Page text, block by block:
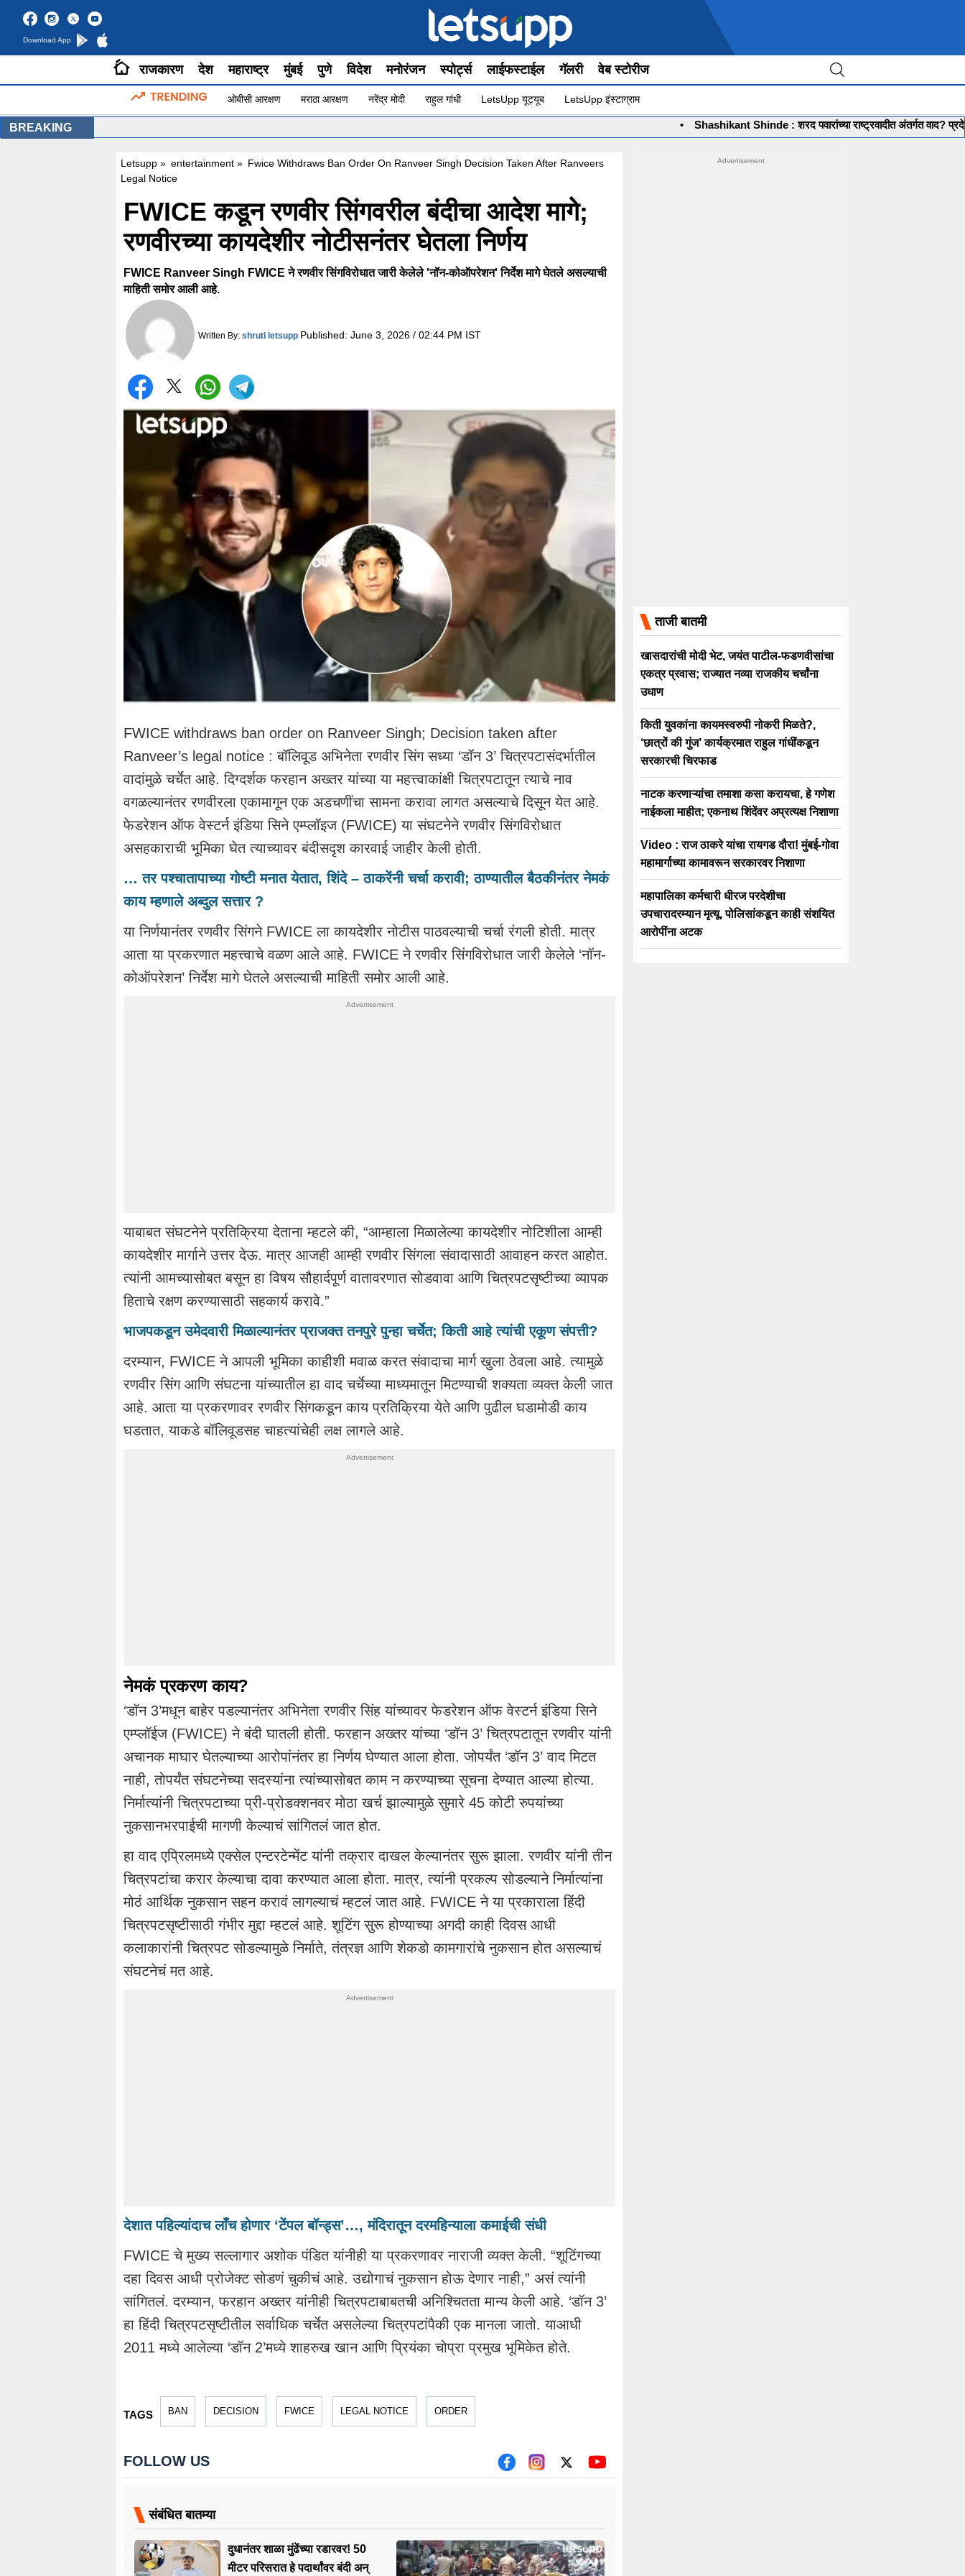
Download App
राजकारण देश महाराष्ट्र मुंबई पुणे विदेश मनोरंजन स्पोर्ट्स लाईफस्टाईल गॅलरी वेब स्टोरीज
ओबीसी आरक्षण मराठा आरक्षण नरेंद्र मोदी राहुल गांधी LetsUpp यूट्यूब LetsUpp इंस्टाग्राम
BREAKING Shashikant Shinde : शरद पवारांच्या राष्ट्रवादीत अंतर्गत वाद? प्रदेशाध्यक्ष
Letsupp » entertainment » Fwice Withdraws Ban Order On Ranveer Singh Decision Taken After Ranveers
Legal Notice
FWICE कडून रणवीर सिंगवरील बंदीचा आदेश मागे;
रणवीरच्या कायदेशीर नोटीसनंतर घेतला निर्णय
FWICE Ranveer Singh FWICE ने रणवीर सिंगविरोधात जारी केलेले 'नॉन-कोऑपरेशन' निर्देश मागे घेतले असल्याची
माहिती समोर आली आहे.
Written By: shruti letsupp Published: June 3, 2026 / 02:44 PM IST
FWICE withdraws ban order on Ranveer Singh; Decision taken after
Ranveer’s legal notice : बॉलिवूड अभिनेता रणवीर सिंग सध्या ‘डॉन 3’ चित्रपटासंदर्भातील
वादांमुळे चर्चेत आहे. दिग्दर्शक फरहान अख्तर यांच्या या महत्त्वाकांक्षी चित्रपटातून त्याचे नाव
वगळल्यानंतर रणवीरला एकामागून एक अडचणींचा सामना करावा लागत असल्याचे दिसून येत आहे.
फेडरेशन ऑफ वेस्टर्न इंडिया सिने एम्प्लॉइज (FWICE) या संघटनेने रणवीर सिंगविरोधात
असहकाराची भूमिका घेत त्याच्यावर बंदीसदृश कारवाई जाहीर केली होती.
… तर पश्चातापाच्या गोष्टी मनात येतात, शिंदे – ठाकरेंनी चर्चा करावी; ठाण्यातील बैठकीनंतर नेमकं
काय म्हणाले अब्दुल सत्तार ?
या निर्णयानंतर रणवीर सिंगने FWICE ला कायदेशीर नोटीस पाठवल्याची चर्चा रंगली होती. मात्र
आता या प्रकरणात महत्त्वाचे वळण आले आहे. FWICE ने रणवीर सिंगविरोधात जारी केलेले ‘नॉन-
कोऑपरेशन’ निर्देश मागे घेतले असल्याची माहिती समोर आली आहे.
याबाबत संघटनेने प्रतिक्रिया देताना म्हटले की, “आम्हाला मिळालेल्या कायदेशीर नोटिशीला आम्ही
कायदेशीर मार्गाने उत्तर देऊ. मात्र आजही आम्ही रणवीर सिंगला संवादासाठी आवाहन करत आहोत.
त्यांनी आमच्यासोबत बसून हा विषय सौहार्दपूर्ण वातावरणात सोडवावा आणि चित्रपटसृष्टीच्या व्यापक
हिताचे रक्षण करण्यासाठी सहकार्य करावे.”
भाजपकडून उमेदवारी मिळाल्यानंतर प्राजक्त तनपुरे पुन्हा चर्चेत; किती आहे त्यांची एकूण संपत्ती?
दरम्यान, FWICE ने आपली भूमिका काहीशी मवाळ करत संवादाचा मार्ग खुला ठेवला आहे. त्यामुळे
रणवीर सिंग आणि संघटना यांच्यातील हा वाद चर्चेच्या माध्यमातून मिटण्याची शक्यता व्यक्त केली जात
आहे. आता या प्रकरणावर रणवीर सिंगकडून काय प्रतिक्रिया येते आणि पुढील घडामोडी काय
घडतात, याकडे बॉलिवूडसह चाहत्यांचेही लक्ष लागले आहे.
नेमकं प्रकरण काय?
‘डॉन 3’मधून बाहेर पडल्यानंतर अभिनेता रणवीर सिंह यांच्यावर फेडरेशन ऑफ वेस्टर्न इंडिया सिने
एम्प्लॉईज (FWICE) ने बंदी घातली होती. फरहान अख्तर यांच्या ‘डॉन 3’ चित्रपटातून रणवीर यांनी
अचानक माघार घेतल्याच्या आरोपांनंतर हा निर्णय घेण्यात आला होता. जोपर्यंत ‘डॉन 3’ वाद मिटत
नाही, तोपर्यंत संघटनेच्या सदस्यांना त्यांच्यासोबत काम न करण्याच्या सूचना देण्यात आल्या होत्या.
निर्मात्यांनी चित्रपटाच्या प्री-प्रोडक्शनवर मोठा खर्च झाल्यामुळे सुमारे 45 कोटी रुपयांच्या
नुकसानभरपाईची मागणी केल्याचं सांगितलं जात होत.
हा वाद एप्रिलमध्ये एक्सेल एन्टरटेन्मेंट यांनी तक्रार दाखल केल्यानंतर सुरू झाला. रणवीर यांनी तीन
चित्रपटांचा करार केल्याचा दावा करण्यात आला होता. मात्र, त्यांनी प्रकल्प सोडल्याने निर्मात्यांना
मोठं आर्थिक नुकसान सहन करावं लागल्याचं म्हटलं जात आहे. FWICE ने या प्रकाराला हिंदी
चित्रपटसृष्टीसाठी गंभीर मुद्दा म्हटलं आहे. शूटिंग सुरू होण्याच्या अगदी काही दिवस आधी
कलाकारांनी चित्रपट सोडल्यामुळे निर्माते, तंत्रज्ञ आणि शेकडो कामगारांचे नुकसान होत असल्याचं
संघटनेचं मत आहे.
देशात पहिल्यांदाच लाँच होणार ‘टेंपल बॉन्ड्स’…, मंदिरातून दरमहिन्याला कमाईची संधी
FWICE चे मुख्य सल्लागार अशोक पंडित यांनीही या प्रकरणावर नाराजी व्यक्त केली. “शूटिंगच्या
दहा दिवस आधी प्रोजेक्ट सोडणं चुकीचं आहे. उद्योगाचं नुकसान होऊ देणार नाही,” असं त्यांनी
सांगितलं. दरम्यान, फरहान अख्तर यांनीही चित्रपटाबाबतची अनिश्चितता मान्य केली आहे. ‘डॉन 3’
हा हिंदी चित्रपटसृष्टीतील सर्वाधिक चर्चेत असलेल्या चित्रपटांपैकी एक मानला जातो. याआधी
2011 मध्ये आलेल्या ‘डॉन 2’मध्ये शाहरुख खान आणि प्रियंका चोप्रा प्रमुख भूमिकेत होते.
TAGS BAN DECISION FWICE LEGAL NOTICE ORDER
FOLLOW US
संबंधित बातम्या
दुधानंतर शाळा मुंढेंच्या रडारवर! 50
मीटर परिसरात हे पदार्थांवर बंदी अन्
ताजी बातमी
खासदारांची मोदी भेट, जयंत पाटील-फडणवीसांचा
एकत्र प्रवास; राज्यात नव्या राजकीय चर्चांना
उधाण
किती युवकांना कायमस्वरुपी नोकरी मिळते?,
‘छात्रों की गुंज’ कार्यक्रमात राहुल गांधींकडून
सरकारची चिरफाड
नाटक करणाऱ्यांचा तमाशा कसा करायचा, हे गणेश
नाईकला माहीत; एकनाथ शिंदेंवर अप्रत्यक्ष निशाणा
Video : राज ठाकरे यांचा रायगड दौरा! मुंबई-गोवा
महामार्गाच्या कामावरून सरकारवर निशाणा
महापालिका कर्मचारी धीरज परदेशीचा
उपचारादरम्यान मृत्यू, पोलिसांकडून काही संशयित
आरोपींना अटक